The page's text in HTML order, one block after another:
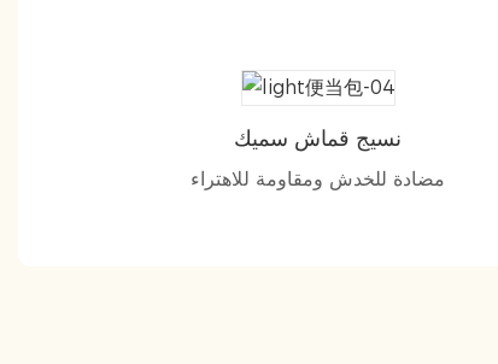
نسيج قماش سميك
مضادة للخدش ومقاومة للاهتراء